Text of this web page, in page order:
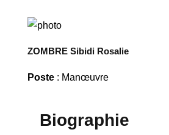
ZOMBRE Sibidi Rosalie
Poste: Manœuvre
Biographie